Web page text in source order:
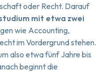
oder Recht. Darauf
mit etwa zwei
wie Accounting,
im Vordergrund stehen.
also etwa fünf Jahre bis
beginnt die